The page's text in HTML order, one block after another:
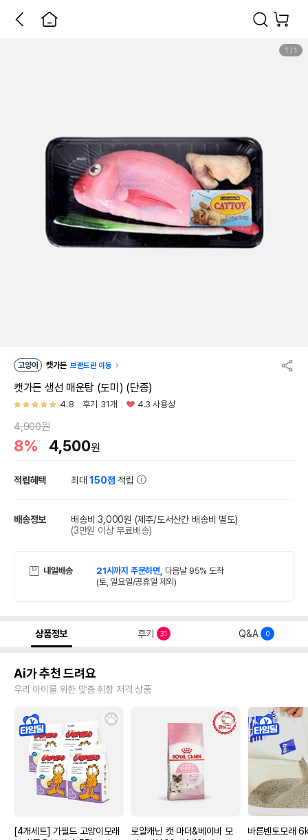
1 / 1
고양이 캣가든 브랜드관 이동
캣가든 생선 매운탕 (도미) (단종)
4.8 후기 31개 4.3 사용성
4,900원
8% 4,500원
적립혜택 최대150점 적립
배송정보 배송비 3,000원 (제주/도서산간 배송비 별도)
(3만원 이상 무료배송)
내일배송 21시까지 주문하면, 다음날 95% 도착
(토, 일요일/공휴일 제외)
상품정보 후기 31 Q&A 0
Ai가 추천 드려요
우리 아이를 위한 맞춤 취향 저격 상품
[4개세트] 가필드 고양이모래
로얄캐닌 캣 마더&베이비 모
바른벤토모래